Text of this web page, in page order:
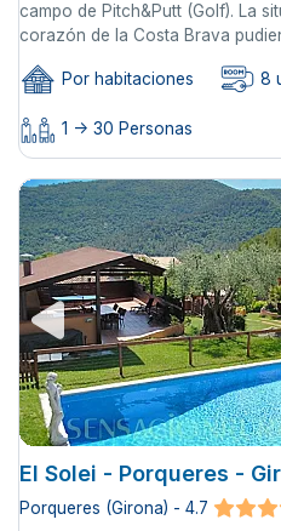
campo de Pitch&Putt (Golf). La
corazón de la Costa Brava
Por habitaciones 8
1 -> 30 Personas
El Solei - Porqueres -
Porqueres (Girona) - 4.7